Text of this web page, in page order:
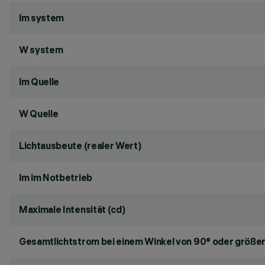
lm system
W system
lm Quelle
W Quelle
Lichtausbeute (realer Wert)
lm im Notbetrieb
Maximale Intensität (cd)
Gesamtlichtstrom bei einem Winkel von 90° oder